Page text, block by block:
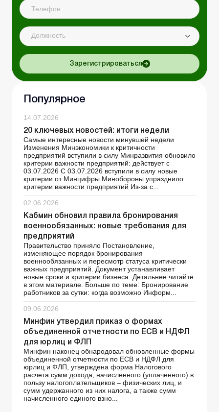
Должность
Зарегистрироваться
Популярное
14.07.2026
20 ключевых новостей: итоги недели
Самые интересные новости минувшей недели
Изменения Минэкономики к критичности
предприятий вступили в силу Минразвития обновило
критерии важности предприятий: действует с
03.07.2026 С 03.07.2026 вступили в силу новые
критерии от Минцифры Минобороны упразднило
критерии важности предприятий Из-за с...
02.06.2026
Кабмин обновил правила бронирования
военнообязанных: новые требования для
предприятий
Правительство приняло Постановление,
изменяющее порядок бронирования
военнообязанных и пересмотр статуса критически
важных предприятий. Документ устанавливает
новые сроки и критерии бизнеса. Детальнее читайте
в этом материале. Больше по теме: Бронирование
работников за сутки: когда возможно Информ...
09.06.2026
Минфин утвердил приказ о формах
объединенной отчетности по ЕСВ и НДФЛ
для юрлиц и ФЛП
Минфин наконец обнародовал обновленные формы
объединенной отчетности по ЕСВ и НДФЛ для
юрлиц и ФЛП, утверждена форма Налогового
расчета сумм дохода, начисленного (уплаченного) в
пользу налогоплательщиков – физических лиц, и
сумм удержанного из них налога, а также сумм
начисленного единого взно...